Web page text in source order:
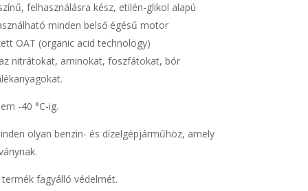
felhasználásra kész, etilén-glikol alapú
minden belső égésű motor
OAT (organic acid technology)
nitrátokat, aminokat, foszfátokat, bór
-40 °C-ig.
olyan benzin- és dízelgépjárműhöz, amely
fagyálló védelmét.